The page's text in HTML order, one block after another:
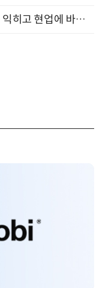
단 하루, 이론과 실습으로 하네스를 익히고 현업에 바로 쓰는 핸즈온 워크숍 (8/20)